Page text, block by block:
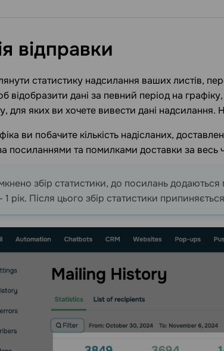
відправки
статистику надсилання ваших листів,
відобразити дані за певний період на графіку,
для яких ви хочете вивести дані надсилання.
ви побачите кількість надісланих,
посиланнями та помилками доставки за весь
збір статистики, до посилань додаються
1 рік. Після цього збір статистики